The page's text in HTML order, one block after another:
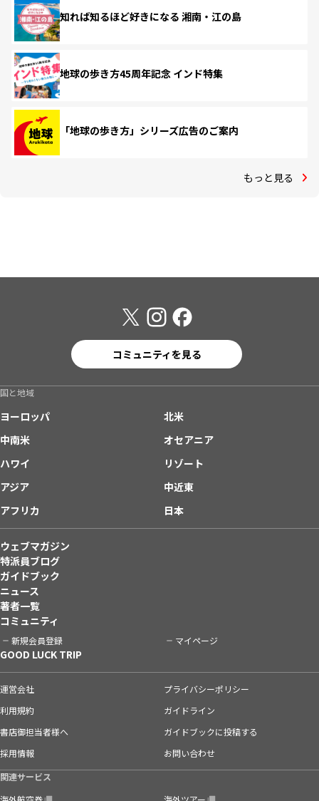
知れば知るほど好きになる 湘南・江の島
地球の歩き方45周年記念 インド特集
「地球の歩き方」シリーズ広告のご案内
もっと見る
コミュニティを見る
国と地域
ヨーロッパ
北米
中南米
オセアニア
ハワイ
リゾート
アジア
中近東
アフリカ
日本
ウェブマガジン
特派員ブログ
ガイドブック
ニュース
著者一覧
コミュニティ
新規会員登録 マイページ
GOOD LUCK TRIP
運営会社
プライバシーポリシー
利用規約
ガイドライン
書店御担当者様へ
ガイドブックに投稿する
採用情報
お問い合わせ
関連サービス